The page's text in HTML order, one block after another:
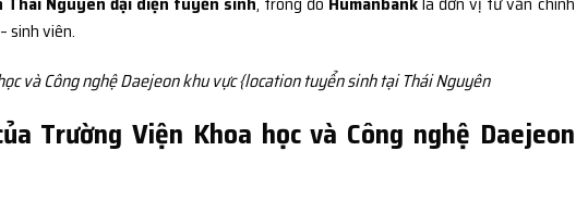
sinh viên.
và Công nghệ Daejeon khu vực {location tuyển sinh tại Thái Nguyên
Trường Viện Khoa học và Công nghệ Daejeon